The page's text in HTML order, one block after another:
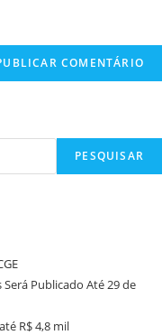
PESQUISAR
Publicado Até 29 de
R$ 4,8 mil